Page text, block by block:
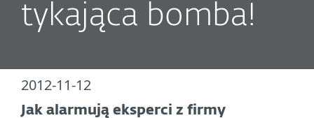
tykająca bomba!
2012-11-12
Jak alarmują eksperci z firmy